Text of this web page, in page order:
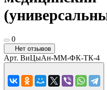
0
Нет отзывов
Арт. ВиЦыАн-ММ-ФК-ТК-4